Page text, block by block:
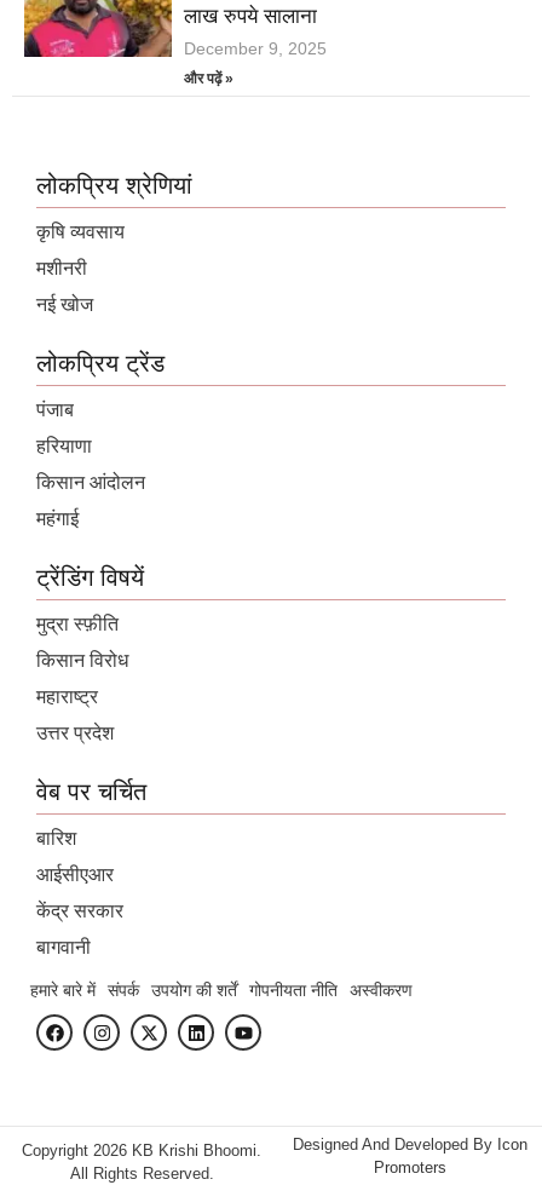
लाख रुपये सालाना
December 9, 2025
और पढ़ें »
लोकप्रिय श्रेणियां
कृषि व्यवसाय
मशीनरी
नई खोज
लोकप्रिय ट्रेंड
पंजाब
हरियाणा
किसान आंदोलन
महंगाई
ट्रेंडिंग विषयें
मुद्रा स्फ़ीति
किसान विरोध
महाराष्ट्र
उत्तर प्रदेश
वेब पर चर्चित
बारिश
आईसीएआर
केंद्र सरकार
बागवानी
हमारे बारे में संपर्क उपयोग की शर्तें गोपनीयता नीति अस्वीकरण
Copyright 2026 KB Krishi Bhoomi.
All Rights Reserved.
Designed And Developed By Icon
Promoters